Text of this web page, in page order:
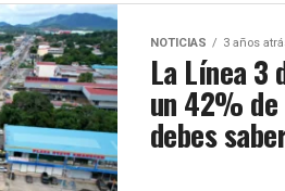
NOTICIAS 3 años
La Línea 3
un 42% de
debes